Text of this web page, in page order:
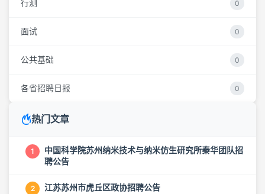
行测 0
面试 0
公共基础 0
各省招聘日报 0
热门文章
1
中国科学院苏州纳米技术与纳米仿生研究所秦华团队招
聘公告
2 江苏苏州市虎丘区政协招聘公告